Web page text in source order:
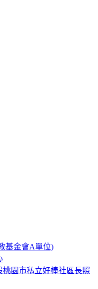
基金會A單位)
園市私立好棒社區長照